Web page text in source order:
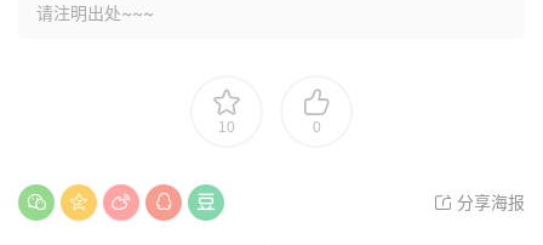
请注明出处~~~
10 0
分享海报